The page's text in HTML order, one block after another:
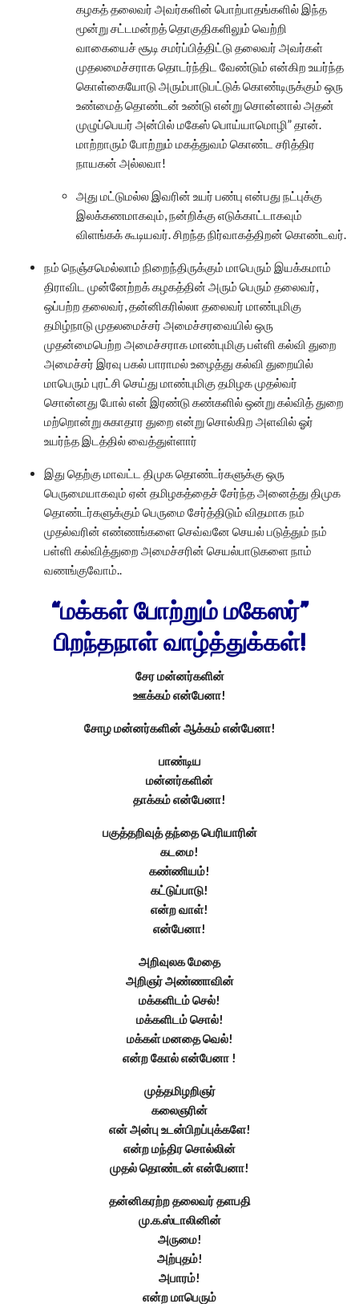
கழகத் தலைவர் அவர்களின் பொற்பாதங்களில் இந்த
மூன்று சட்டமன்றத் தொகுதிகளிலும் வெற்றி
வாகையைச் சூடி சமர்ப்பித்திட்டு தலைவர் அவர்கள்
முதலமைச்சராக தொடர்ந்திட வேண்டும் என்கிற உயர்ந்த
கொள்கையோடு அரும்பாடுபட்டுக் கொண்டிருக்கும் ஒரு
உண்மைத் தொண்டன் உண்டு என்று சொன்னால் அதன்
முழுப்பெயர் அன்பில் மகேஸ் பொய்யாமொழி” தான்.
மாற்றாரும் போற்றும் மகத்துவம் கொண்ட சரித்திர
நாயகன் அல்லவா!
அது மட்டுமல்ல இவரின் உயர் பண்பு என்பது நட்புக்கு
இலக்கணமாகவும், நன்றிக்கு எடுக்காட்டாகவும்
விளங்கக் கூடியவர். சிறந்த நிர்வாகத்திறன் கொண்டவர்.
நம் நெஞ்சமெல்லாம் நிறைந்திருக்கும் மாபெரும் இயக்கமாம்
திராவிட முன்னேற்றக் கழகத்தின் அரும் பெரும் தலைவர்,
ஒப்பற்ற தலைவர், தன்னிகரில்லா தலைவர் மாண்புமிகு
தமிழ்நாடு முதலமைச்சர் அமைச்சரவையில் ஒரு
முதன்மைபெற்ற அமைச்சராக மாண்புமிகு பள்ளி கல்வி துறை
அமைச்சர் இரவு பகல் பாராமல் உழைத்து கல்வி துறையில்
மாபெரும் புரட்சி செய்து மாண்புமிகு தமிழக முதல்வர்
சொன்னது போல் என் இரண்டு கண்களில் ஒன்று கல்வித் துறை
மற்றொன்று சுகாதார துறை என்று சொல்கிற அளவில் ஓர்
உயர்ந்த இடத்தில் வைத்துள்ளார்
இது தெற்கு மாவட்ட திமுக தொண்டர்களுக்கு ஒரு
பெருமையாகவும் ஏன் தமிழகத்தைச் சேர்ந்த அனைத்து திமுக
தொண்டர்களுக்கும் பெருமை சேர்த்திடும் விதமாக நம்
முதல்வரின் எண்ணங்களை செவ்வனே செயல் படுத்தும் நம்
பள்ளி கல்வித்துறை அமைச்சரின் செயல்பாடுகளை நாம்
வணங்குவோம்..
“மக்கள் போற்றும் மகேஸர்”
பிறந்தநாள் வாழ்த்துக்கள்!
சேர மன்னர்களின்
ஊக்கம் என்பேனா!
சோழ மன்னர்களின் ஆக்கம் என்பேனா!
பாண்டிய
மன்னர்களின்
தாக்கம் என்பேனா!
பகுத்தறிவுத் தந்தை பெரியாரின்
கடமை!
கண்ணியம்!
கட்டுப்பாடு!
என்ற வாள்!
என்பேனா!
அறிவுலக மேதை
அறிஞர் அண்ணாவின்
மக்களிடம் செல்!
மக்களிடம் சொல்!
மக்கள் மனதை வெல்!
என்ற கோல் என்பேனா !
முத்தமிழறிஞர்
கலைஞரின்
என் அன்பு உடன்பிறப்புக்களே!
என்ற மந்திர சொல்லின்
முதல் தொண்டன் என்பேனா!
தன்னிகரற்ற தலைவர் தளபதி
மு.க.ஸ்டாலினின்
அருமை!
அற்புதம்!
அபாரம்!
என்ற மாபெரும்